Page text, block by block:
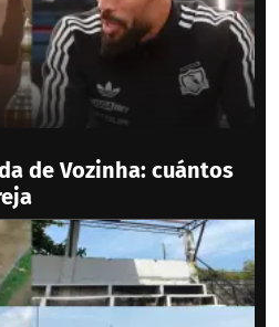
de Vozinha: cuántos